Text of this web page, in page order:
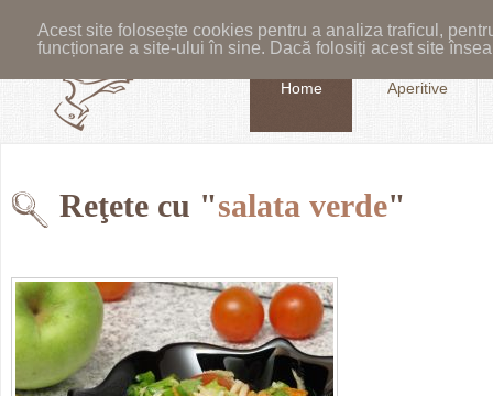
Acest site folosește cookies pentru a analiza traficul,
funcționare a site-ului în sine. Dacă folosiți acest site
Home Aperitive
Reţete cu "salata verde"